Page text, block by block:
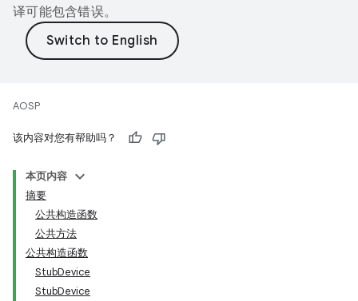
译可能包含错误。
AOSP
该内容对您有帮助吗？
本页内容
摘要
公共构造函数
公共方法
公共构造函数
StubDevice
StubDevice